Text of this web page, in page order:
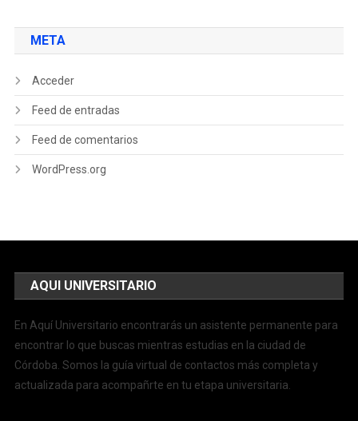
META
Acceder
Feed de entradas
Feed de comentarios
WordPress.org
AQUI UNIVERSITARIO
En Aquí Universitario encontrarás un asistente permanente para
encontrar lo que buscas mientras estudias en la ciudad de
Córdoba. Somos la guía virtual de contactos más completa y
actualizada para acompañrte en tu etapa universitaria.